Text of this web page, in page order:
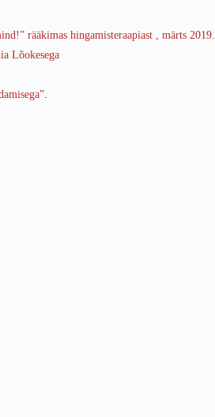
rääkimas hingamisteraapiast , märts 2019.
Lõokesega
.